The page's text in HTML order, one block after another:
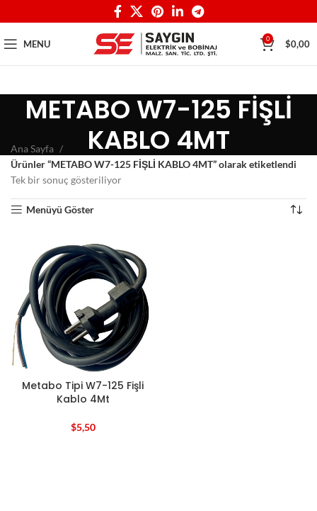
MENU 0 $0,00
METABO W7-125 FİŞLİ
KABLO 4MT
Ana Sayfa
Ürünler “METABO W7-125 FİŞLİ KABLO 4MT” olarak etiketlendi
Tek bir sonuç gösteriliyor
Menüyü Göster
Metabo Tipi W7-125 Fişli
Kablo 4Mt
$5,50